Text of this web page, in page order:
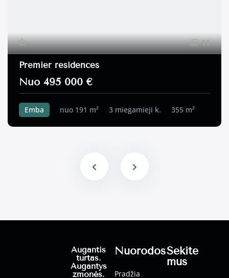
11
Premier residences
Nuo 495 000 €
Emba nuo 191 m² 3 miegamieji k. 355 m²
Nuorodos
Pradžia
Sekite
mus
Augantis
turtas.
Augantys
žmonės.